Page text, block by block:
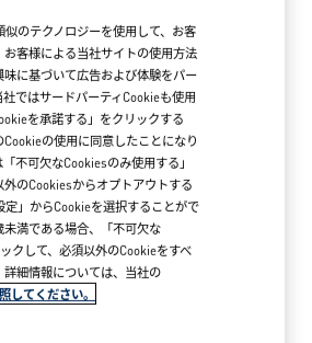
のテクノロジーを使用して、お客
客様による当社サイトの使用方法
に基づいて広告および体験をパー
ではサードパーティCookieも使用
を承諾する」をクリックする
の使用に同意したことになり
不可欠なCookiesのみ使用する」
のCookiesからオプトアウトする
定」からCookieを選択することがで
満である場合、「不可欠な
クして、必須以外のCookieをすべ
細情報については、当社の
してください。